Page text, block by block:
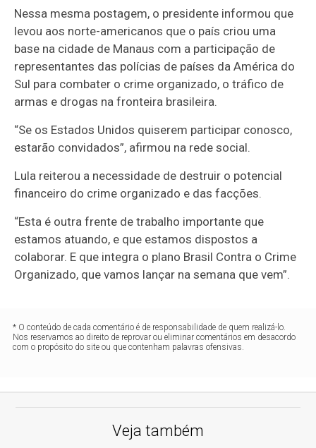
Nessa mesma postagem, o presidente informou que
levou aos norte-americanos que o país criou uma
base na cidade de Manaus com a participação de
representantes das polícias de países da América do
Sul para combater o crime organizado, o tráfico de
armas e drogas na fronteira brasileira.
“Se os Estados Unidos quiserem participar conosco,
estarão convidados”, afirmou na rede social.
Lula reiterou a necessidade de destruir o potencial
financeiro do crime organizado e das facções.
“Esta é outra frente de trabalho importante que
estamos atuando, e que estamos dispostos a
colaborar. E que integra o plano Brasil Contra o Crime
Organizado, que vamos lançar na semana que vem”.
* O conteúdo de cada comentário é de responsabilidade de quem realizá-lo.
Nos reservamos ao direito de reprovar ou eliminar comentários em desacordo
com o propósito do site ou que contenham palavras ofensivas.
Veja também